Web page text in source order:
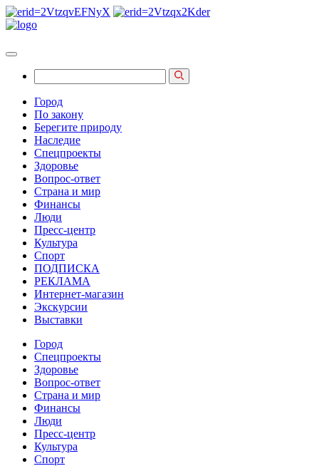
Город
По закону
Берегите природу
Наследие
Спецпроекты
Здоровье
Вопрос-ответ
Страна и мир
Финансы
Люди
Пресс-центр
Культура
Спорт
ПОДПИСКА
РЕКЛАМА
Интернет-магазин
Экскурсии
Выставки
Город
Спецпроекты
Здоровье
Вопрос-ответ
Страна и мир
Финансы
Люди
Пресс-центр
Культура
Спорт